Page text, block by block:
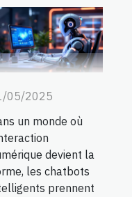
05/2025
un monde où
devient la
les chatbots
prennent